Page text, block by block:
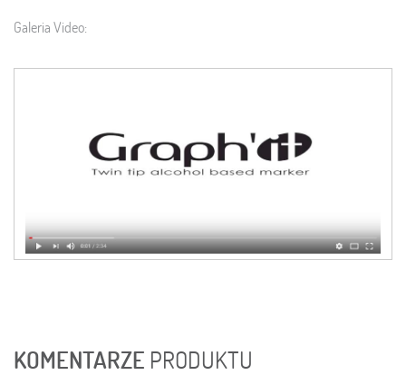
Galeria Video:
KOMENTARZE PRODUKTU